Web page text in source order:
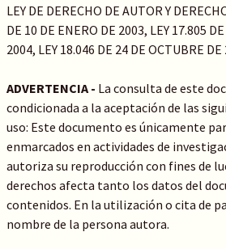
LEY DE DERECHO DE AUTOR Y
DE 10 DE ENERO DE 2003, LEY 17.805
2004, LEY 18.046 DE 24 DE OCTUBRE DE
ADVERTENCIA - La consulta de este
condicionada a la aceptación de las
uso: Este documento es únicamente
enmarcados en actividades de
autoriza su reproducción con fines de
derechos afecta tanto los datos del
contenidos. En la utilización o cita de
nombre de la persona autora.